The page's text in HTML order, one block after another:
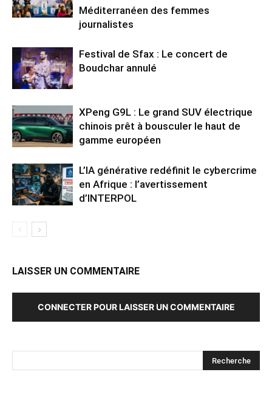
Méditerranéen des femmes
journalistes
Festival de Sfax : Le concert de
Boudchar annulé
XPeng G9L : Le grand SUV électrique
chinois prêt à bousculer le haut de
gamme européen
L’IA générative redéfinit le cybercrime
en Afrique : l’avertissement
d’INTERPOL
LAISSER UN COMMENTAIRE
CONNECTER POUR LAISSER UN COMMENTAIRE